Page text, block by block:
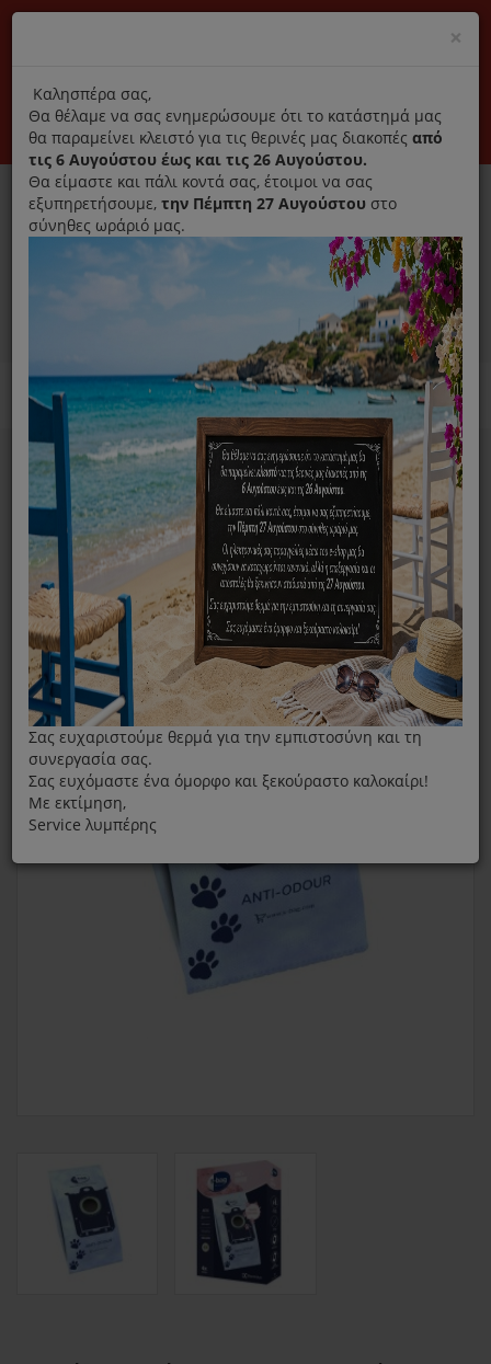
Αποκλειστικά γνήσια ανταλλακτικά
Σύνδεση Εγγραφή Εταιρεία Επικοινωνία
0
Ανταλλακτικά ηλεκτρικών συσκευών MENU
Home
Σκούπα
Σακούλες Σκούπας AEG S-Bag Κατά Των Οσμών
×
title
Καλησπέρα σας,
Θα θέλαμε να σας ενημερώσουμε ότι το κατάστημά μας
θα παραμείνει κλειστό για τις θερινές μας διακοπές από
τις 6 Αυγούστου έως και τις 26 Αυγούστου.
Θα είμαστε και πάλι κοντά σας, έτοιμοι να σας
εξυπηρετήσουμε, την Πέμπτη 27 Αυγούστου στο
σύνηθες ωράριό μας.
Σας ευχαριστούμε θερμά για την εμπιστοσύνη και τη
συνεργασία σας.
Σας ευχόμαστε ένα όμορφο και ξεκούραστο καλοκαίρι!
Με εκτίμηση,
Service λυμπέρης